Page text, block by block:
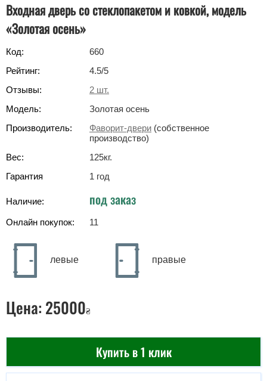
Входная дверь со стеклопакетом и ковкой, модель
«Золотая осень»
Код:
660
Рейтинг:
4.5/5
Отзывы:
2 шт.
Модель:
Золотая осень
Производитель:
Фаворит-двери (собственное
производство)
Вес:
125кг.
Гарантия
1 год
Наличие: под заказ
Онлайн покупок: 11
левые правые
Цена: 25000₴
Купить в 1 клик